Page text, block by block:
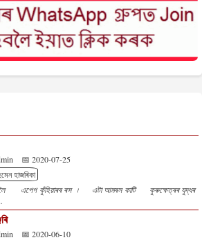
📅 2020-07-25
হাজৰিকা
এপেগ কুঁহিয়াৰৰ ৰস ৷ এটা আমৰস কাটি কুৰুক্ষেত্ৰৰ যুদ্ধৰ
📅 2020-06-10